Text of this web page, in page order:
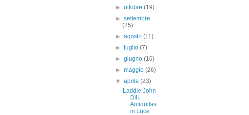
►ottobre(19)
►settembre
(25)
►agosto(11)
►
luglio(7)
►giugno(16)
►maggio(26)
▼aprile(23)
Laddie John
Dill.
Antiquitas
in Luce